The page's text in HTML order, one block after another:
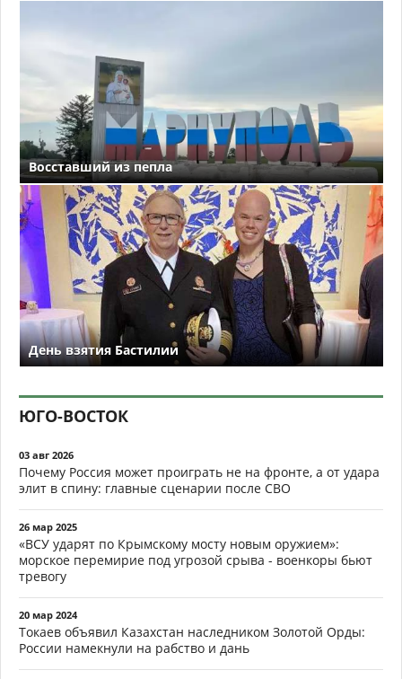
Восставший из пепла
День взятия Бастилии
ЮГО-ВОСТОК
03 авг 2026
Почему Россия может проиграть не на фронте, а от удара
элит в спину: главные сценарии после СВО
26 мар 2025
«ВСУ ударят по Крымскому мосту новым оружием»:
морское перемирие под угрозой срыва - военкоры бьют
тревогу
20 мар 2024
Токаев объявил Казахстан наследником Золотой Орды:
России намекнули на рабство и дань